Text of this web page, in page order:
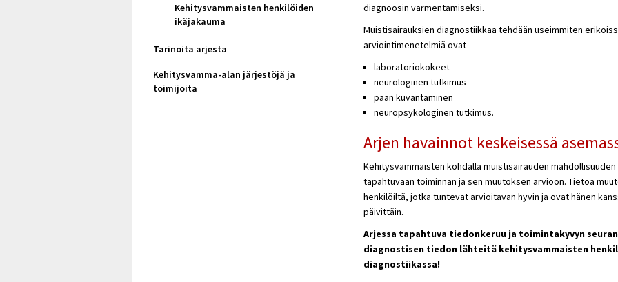
Kehitysvammaisten henkilöiden
ikäjakauma
Tarinoita arjesta
Kehitysvamma-alan järjestöjä ja
toimijoita
diagnoosin varmentamiseksi.
Muistisairauksien diagnostiikkaa tehdään useimmiten
arviointimenetelmiä ovat
laboratoriokokeet
neurologinen tutkimus
pään kuvantaminen
neuropsykologinen tutkimus.
Arjen havainnot keskeisessä
Kehitysvammaisten kohdalla muistisairauden
tapahtuvaan toiminnan ja sen muutoksen arvioon. Tietoa
henkilöiltä, jotka tuntevat arvioitavan hyvin ja ovat hänen
päivittäin.
Arjessa tapahtuva tiedonkeruu ja toimintakyvyn
diagnostisen tiedon lähteitä kehitysvammaisten
diagnostiikassa!